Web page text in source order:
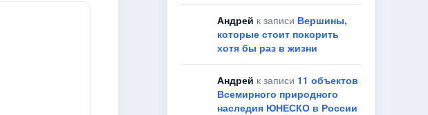
Андрей к записи Вершины,
которые стоит покорить
хотя бы раз в жизни
Андрей к записи 11 объектов
Всемирного природного
наследия ЮНЕСКО в России